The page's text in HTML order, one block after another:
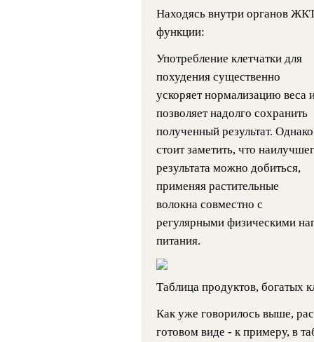
Находясь внутри органов
функции:
Употребление клетчатки для
похудения существенно
ускоряет нормализацию веса
позволяет надолго сохранить
полученный результат. Однако
стоит заметить, что
результата можно добиться,
применяя растительные
волокна совместно с
регулярными физическими
питания.
Таблица продуктов, богатых
Как уже говорилось выше,
готовом виде - к примеру, в